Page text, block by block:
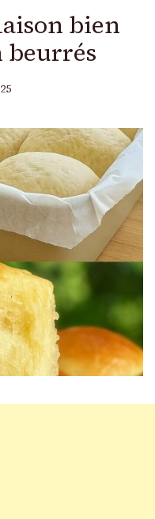
bien
beurrés